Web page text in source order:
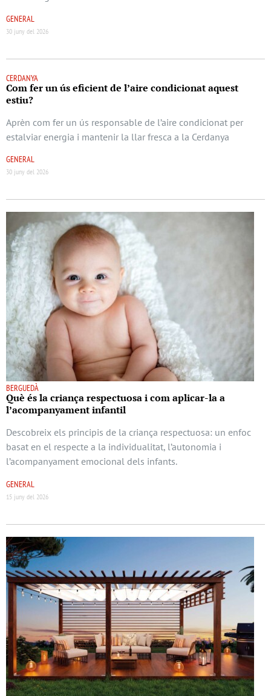
GENERAL
30 juny del 2026
CERDANYA
Com fer un ús eficient de l’aire condicionat aquest
estiu?
Aprèn com fer un ús responsable de l’aire condicionat per
estalviar energia i mantenir la llar fresca a la Cerdanya
GENERAL
30 juny del 2026
BERGUEDÀ
Què és la criança respectuosa i com aplicar-la a
l’acompanyament infantil
Descobreix els principis de la criança respectuosa: un enfoc
basat en el respecte a la individualitat, l’autonomia i
l’acompanyament emocional dels infants.
GENERAL
15 juny del 2026